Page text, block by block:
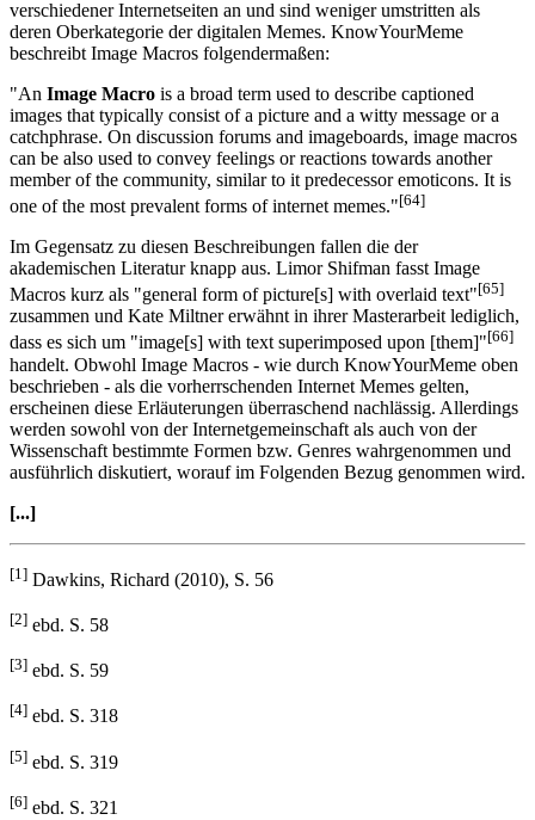
verschiedener Internetseiten an und sind weniger umstritten als
deren Oberkategorie der digitalen Memes. KnowYourMeme
beschreibt Image Macros folgendermaßen:
"An Image Macro is a broad term used to describe captioned
images that typically consist of a picture and a witty message or a
catchphrase. On discussion forums and imageboards, image macros
can be also used to convey feelings or reactions towards another
member of the community, similar to it predecessor emoticons. It is
one of the most prevalent forms of internet memes."[64]
Im Gegensatz zu diesen Beschreibungen fallen die der
akademischen Literatur knapp aus. Limor Shifman fasst Image
Macros kurz als "general form of picture[s] with overlaid text"[65]
zusammen und Kate Miltner erwähnt in ihrer Masterarbeit lediglich,
dass es sich um "image[s] with text superimposed upon [them]"[66]
handelt. Obwohl Image Macros - wie durch KnowYourMeme oben
beschrieben - als die vorherrschenden Internet Memes gelten,
erscheinen diese Erläuterungen überraschend nachlässig. Allerdings
werden sowohl von der Internetgemeinschaft als auch von der
Wissenschaft bestimmte Formen bzw. Genres wahrgenommen und
ausführlich diskutiert, worauf im Folgenden Bezug genommen wird.
[...]
[1] Dawkins, Richard (2010), S. 56
[2] ebd. S. 58
[3] ebd. S. 59
[4] ebd. S. 318
[5] ebd. S. 319
[6] ebd. S. 321